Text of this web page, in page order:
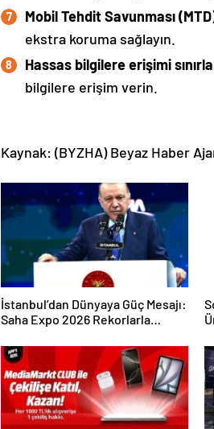
Mobil Tehdit Savunması
ekstra koruma sağlayın.
Hassas bilgilere erişimi
bilgilere erişim verin.
Kaynak: (BYZHA) Beyaz Haber
İstanbul’dan Dünyaya Güç Mesajı:
Saha Expo 2026 Rekorlarla